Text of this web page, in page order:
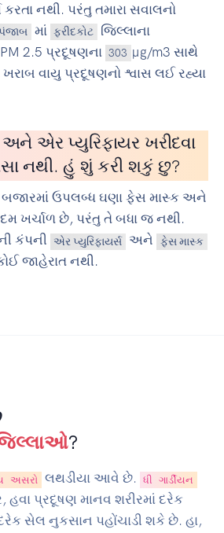
કરતા નથી. પરંતુ તમારા સવાલનો
પંજાબ માં ફરીદકોટ જિલ્લાના
2.5 પ્રદૂષણના 303 µg/m3 સાથે
ખરાબ વાયુ પ્રદૂષણનો શ્વાસ લઈ રહ્યા
એર પ્યુરિફાયર ખરીદવા
નથી. હું શું કરી શકું છુ?
ઉપલબ્ધ ઘણા ફેસ માસ્ક અને
ખર્ચાળ છે, પરંતુ તે બધા જ નથી.
કંપની એર પ્યુરિફાયર્સ અને ફેસ માસ્ક
જાહેરાત નથી.
?
અસરો લથડીયા આવે છે. ધી ગાર્ડીયન
હવા પ્રદૂષણ માનવ શરીરમાં દરેક
સેલ નુકસાન પહોંચાડી શકે છે. હા,